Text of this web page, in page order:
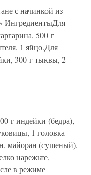
с начинкой из
ИнгредиентыДля
500 г
1 яйцо.Для
300 г тыквы, 2
г индейки (бедра),
1 головка
майоран (сушеный),
нарежьте,
в режиме